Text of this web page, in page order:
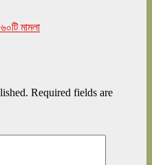
মামলা
Required fields are